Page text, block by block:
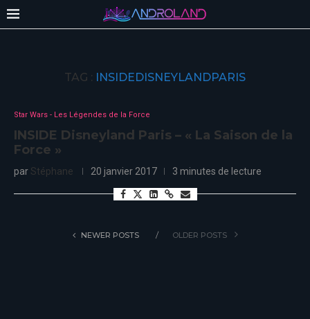
TAG : INSIDEDISNEYLANDPARIS
Star Wars - Les Légendes de la Force
INSIDE Disneyland Paris – « La Saison de la
Force »
par Stéphane 20 janvier 2017 3 minutes de lecture
NEWER POSTS OLDER POSTS